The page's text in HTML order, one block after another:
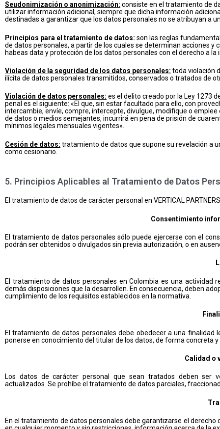
Seudonimización o anonimización: consiste en el tratamiento de
utilizar información adicional, siempre que dicha información
destinadas a garantizar que los datos personales no se atribuyan a
Principios para el tratamiento de datos: son las reglas
de datos personales, a partir de los cuales se determinan acciones
habeas data y protección de los datos personales con el derecho a la
Violación de la seguridad de los datos personales: toda violación
ilícita de datos personales transmitidos, conservados o tratados de
Violación de datos personales: es el delito creado por la Ley 1273
penal es el siguiente: «El que, sin estar facultado para ello, con
intercambie, envíe, compre, intercepte, divulgue, modifique o
de datos o medios semejantes, incurrirá en pena de prisión de
mínimos legales mensuales vigentes».
Cesión de datos: tratamiento de datos que supone su revelación a
como cesionario.
5. Principios Aplicables al Tratamiento de Datos
El tratamiento de datos de carácter personal en VERTICAL
Consentimiento
El tratamiento de datos personales sólo puede ejercerse con el
podrán ser obtenidos o divulgados sin previa autorización, o en
El tratamiento de datos personales en Colombia es una actividad
demás disposiciones que la desarrollen. En consecuencia, deben
cumplimiento de los requisitos establecidos en la normativa.
El tratamiento de datos personales debe obedecer a una finalidad
ponerse en conocimiento del titular de los datos, de forma concreta
Calidad o
Los datos de carácter personal que sean tratados deben ser
actualizados. Se prohíbe el tratamiento de datos parciales,
En el tratamiento de datos personales debe garantizarse el